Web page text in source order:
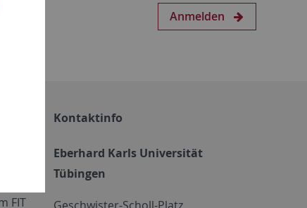
Anmelden
FIT
Kontaktinfo
Eberhard Karls Universität
Tübingen